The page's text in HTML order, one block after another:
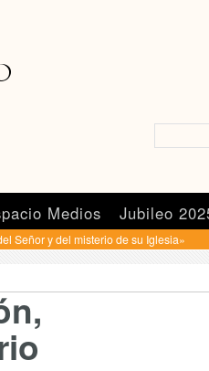
Medios Jubileo
Señor y del misterio de su Iglesia»